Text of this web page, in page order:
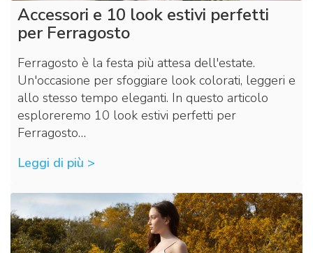
Accessori e 10 look estivi perfetti
per Ferragosto
Ferragosto è la festa più attesa dell'estate.
Un'occasione per sfoggiare look colorati, leggeri e
allo stesso tempo eleganti. In questo articolo
esploreremo 10 look estivi perfetti per
Ferragosto…
Leggi di più >